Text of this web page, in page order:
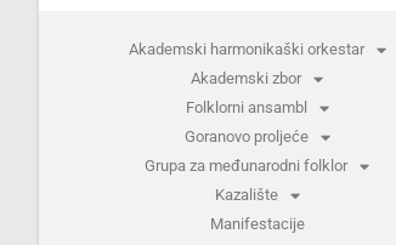
Akademski harmonikaški orkestar
Akademski zbor
Folklorni ansambl
Goranovo proljeće
Grupa za međunarodni folklor
Kazalište
Manifestacije